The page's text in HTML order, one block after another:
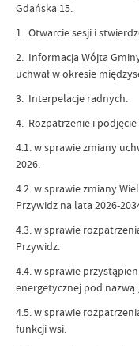
Gdańska 15.
1. Otwarcie sesji i
2. Informacja Wójta
uchwał w okresie
3. Interpelacje radnych.
4. Rozpatrzenie i podjęcie
4.1. w sprawie zmiany
2026.
4.2. w sprawie zmiany
Przywidz na lata 2026-
4.3. w sprawie
Przywidz.
4.4. w sprawie
energetycznej pod nazwą
4.5. w sprawie
funkcji wsi.